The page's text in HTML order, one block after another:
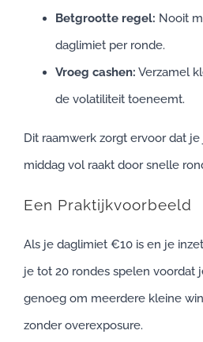
Betgrootte regel: Nooit
daglimiet per ronde.
Vroeg cashen: Verzamel
de volatiliteit toeneemt.
Dit raamwerk zorgt ervoor dat
middag vol raakt door snelle
Een Praktijkvoorbeeld
Als je daglimiet €10 is en je
je tot 20 rondes spelen voordat
genoeg om meerdere kleine
zonder overexposure.